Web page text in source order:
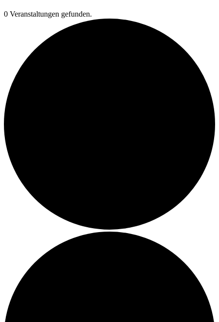
0 Veranstaltungen gefunden.